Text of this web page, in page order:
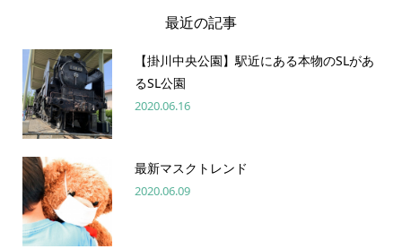
最近の記事
【掛川中央公園】駅近にある本物のSLがあ
るSL公園
2020.06.16
最新マスクトレンド
2020.06.09